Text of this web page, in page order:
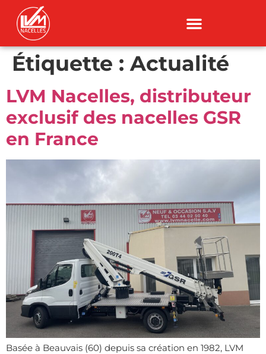
Étiquette :Actualité
LVM Nacelles, distributeur
exclusif des nacelles GSR
en France
Basée à Beauvais (60) depuis sa création en 1982, LVM